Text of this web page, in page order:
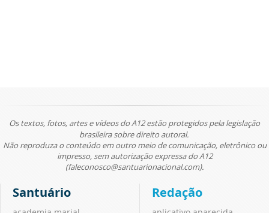
Os textos, fotos, artes e vídeos do A12 estão protegidos pela legislação
brasileira sobre direito autoral.
Não reproduza o conteúdo em outro meio de comunicação, eletrônico ou
impresso, sem autorização expressa do A12
(faleconosco@santuarionacional.com).
Santuário Redação